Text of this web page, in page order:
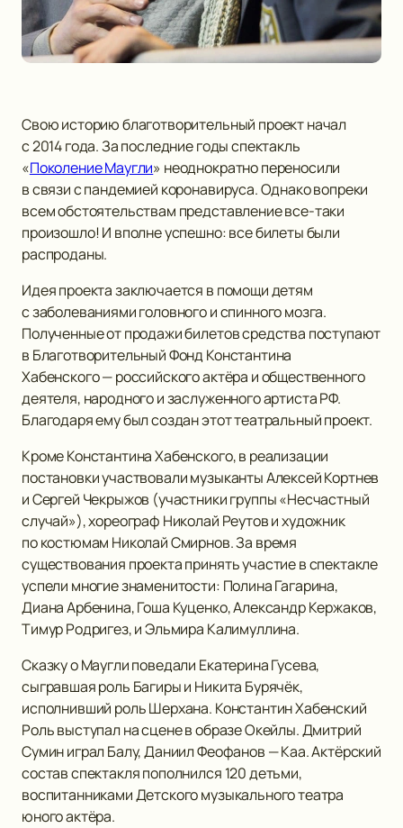
Свою историю благотворительный проект начал
с 2014 года. За последние годы спектакль
«Поколение Маугли» неоднократно переносили
в связи с пандемией коронавируса. Однако вопреки
всем обстоятельствам представление все-таки
произошло! И вполне успешно: все билеты были
распроданы.
Идея проекта заключается в помощи детям
с заболеваниями головного и спинного мозга.
Полученные от продажи билетов средства поступают
в Благотворительный Фонд Константина
Хабенского — российского актёра и общественного
деятеля, народного и заслуженного артиста РФ.
Благодаря ему был создан этот театральный проект.
Кроме Константина Хабенского, в реализации
постановки участвовали музыканты Алексей Кортнев
и Сергей Чекрыжов (участники группы «Несчастный
случай»), хореограф Николай Реутов и художник
по костюмам Николай Смирнов. За время
существования проекта принять участие в спектакле
успели многие знаменитости: Полина Гагарина,
Диана Арбенина, Гоша Куценко, Александр Кержаков,
Тимур Родригез, и Эльмира Калимуллина.
Сказку о Маугли поведали Екатерина Гусева,
сыгравшая роль Багиры и Никита Бурячёк,
исполнивший роль Шерхана. Константин Хабенский
Роль выступал на сцене в образе Окейлы. Дмитрий
Сумин играл Балу, Даниил Феофанов — Каа. Актёрский
состав спектакля пополнился 120 детьми,
воспитанниками Детского музыкального театра
юного актёра.